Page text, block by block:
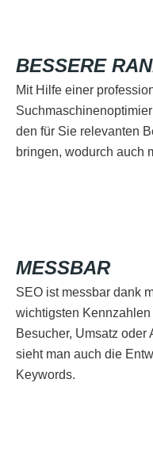
BESSERE
Mit Hilfe einer
den für Sie relevanten
bringen, wodurch auch
MESSBAR
SEO ist messbar dank
wichtigsten
Besucher, Umsatz oder
sieht man auch die
Keywords.